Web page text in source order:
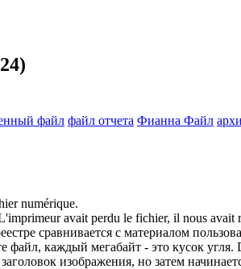
файл файл отчета Фианна Файл
numérique.
avait perdu le fichier, il nous avait
сравнивается с материалом
файл, каждый мегабайт - это кусок угля.
изображения, но затем